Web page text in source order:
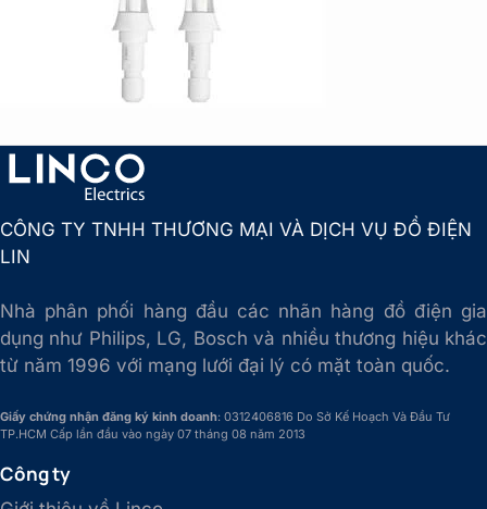
CÔNG TY TNHH THƯƠNG MẠI VÀ DỊCH VỤ ĐỒ ĐIỆN
LIN
Nhà phân phối hàng đầu các nhãn hàng đồ điện gia
dụng như Philips, LG, Bosch và nhiều thương hiệu khác
từ năm 1996 với mạng lưới đại lý có mặt toàn quốc.
Giấy chứng nhận đăng ký kinh doanh: 0312406816 Do Sở Kế Hoạch Và Đầu Tư
TP.HCM Cấp lần đầu vào ngày 07 tháng 08 năm 2013
Công ty